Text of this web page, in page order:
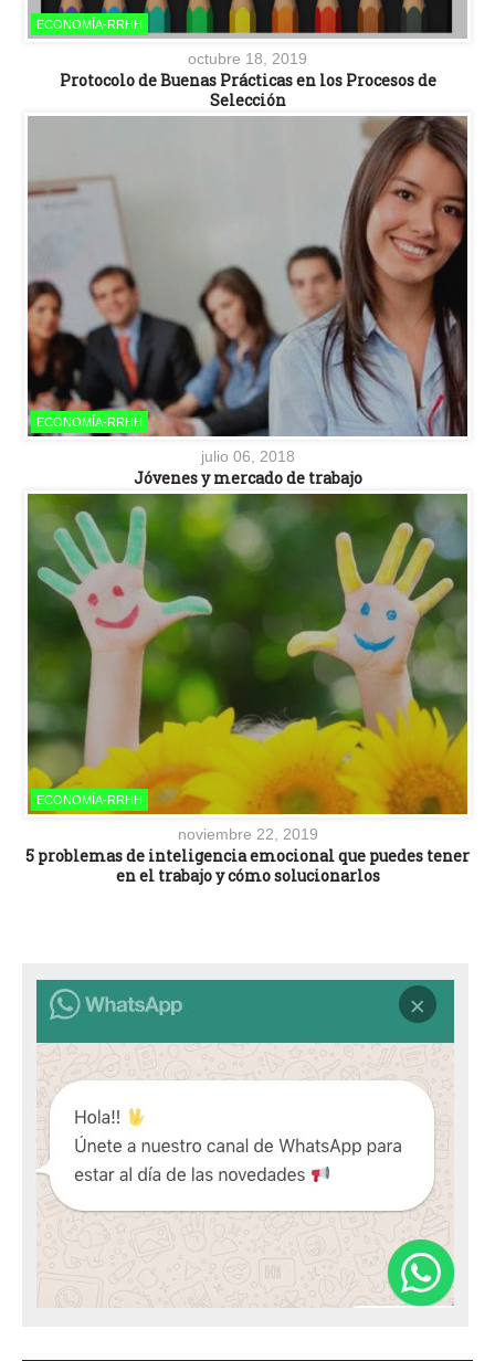
ECONOMÍA-RRHH
octubre 18, 2019
Protocolo de Buenas Prácticas en los Procesos de
Selección
ECONOMÍA-RRHH
julio 06, 2018
Jóvenes y mercado de trabajo
ECONOMÍA-RRHH
noviembre 22, 2019
5 problemas de inteligencia emocional que puedes tener
en el trabajo y cómo solucionarlos